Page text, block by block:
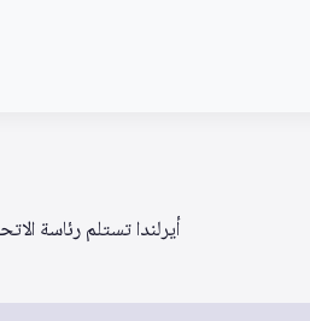
أيرلندا تستلم رئاسة